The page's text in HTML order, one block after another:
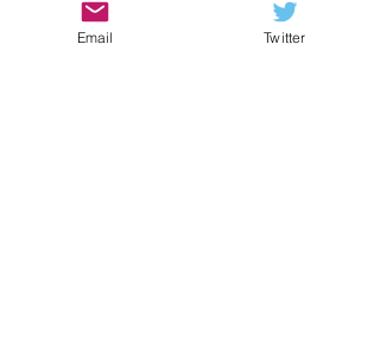
L'ultima degli Halfloves, Do U Follow me?,
una canzone orecchiabile e melodica dal
Email Twitter